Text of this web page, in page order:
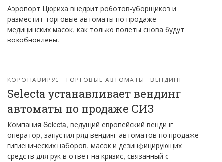
Аэропорт Цюриха внедрит роботов-уборщиков и
разместит торговые автоматы по продаже
медицинских масок, как только полеты снова будут
возобновлены.
КОРОНАВИРУС ТОРГОВЫЕ АВТОМАТЫ ВЕНДИНГ
Selecta устанавливает вендинг
автоматы по продаже СИЗ
Компания Selecta, ведущий европейский вендинг
оператор, запустил ряд вендинг автоматов по продаже
гигиенических наборов, масок и дезинфицирующих
средств для рук в ответ на кризис, связанный с